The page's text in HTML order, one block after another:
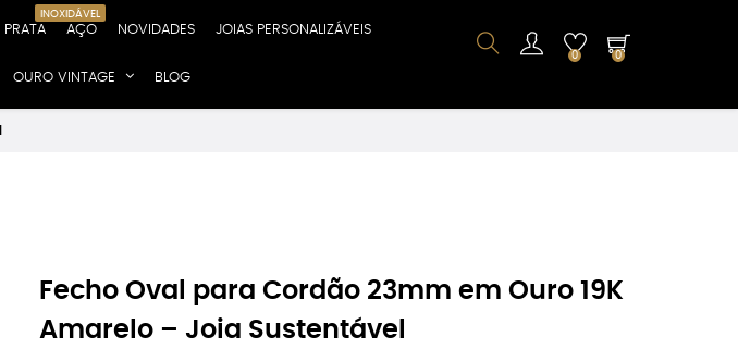
PRATA AÇO
INOXIDÁVEL
NOVIDADES JOIAS PERSONALIZÁVEIS
OURO VINTAGE BLOG
0 0
Fecho Oval para Cordão 23mm em Ouro 19K
Amarelo – Joia Sustentável